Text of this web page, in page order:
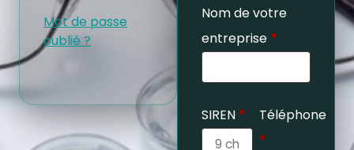
Mot de passe
oublié ?
Nom de votre
entreprise *
SIREN *
Téléphone
*